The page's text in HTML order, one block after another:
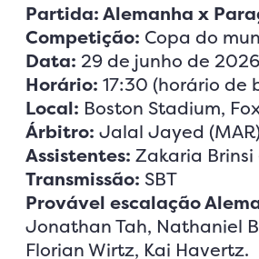
Partida: Alemanha x
Competição: Copa do
Data: 29 de junho de 2026
Horário: 17:30 (horário de
Local: Boston Stadium,
Árbitro: Jalal Jayed
Assistentes: Zakaria Brinsi
Transmissão: SBT
Provável escalação
Jonathan Tah, Nathaniel
Florian Wirtz, Kai Havertz.